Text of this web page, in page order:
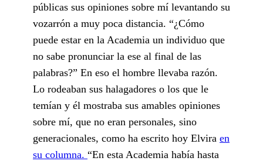
públicas sus opiniones sobre mí levantando su
vozarrón a muy poca distancia. “¿Cómo
puede estar en la Academia un individuo que
no sabe pronunciar la ese al final de las
palabras?” En eso el hombre llevaba razón.
Lo rodeaban sus halagadores o los que le
temían y él mostraba sus amables opiniones
sobre mí, que no eran personales, sino
generacionales, como ha escrito hoy Elvira en
su columna. “En esta Academia había hasta